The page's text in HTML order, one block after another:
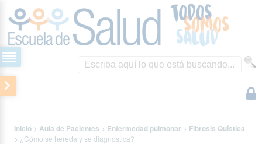
Inicio > Aula de Pacientes > Enfermedad pulmonar > Fibrosis Quística
> ¿Cómo se hereda y se diagnostica?